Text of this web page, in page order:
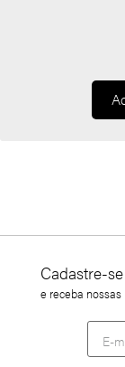
Cadastre-se
e receba nossas